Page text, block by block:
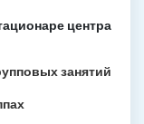
центра
занятий